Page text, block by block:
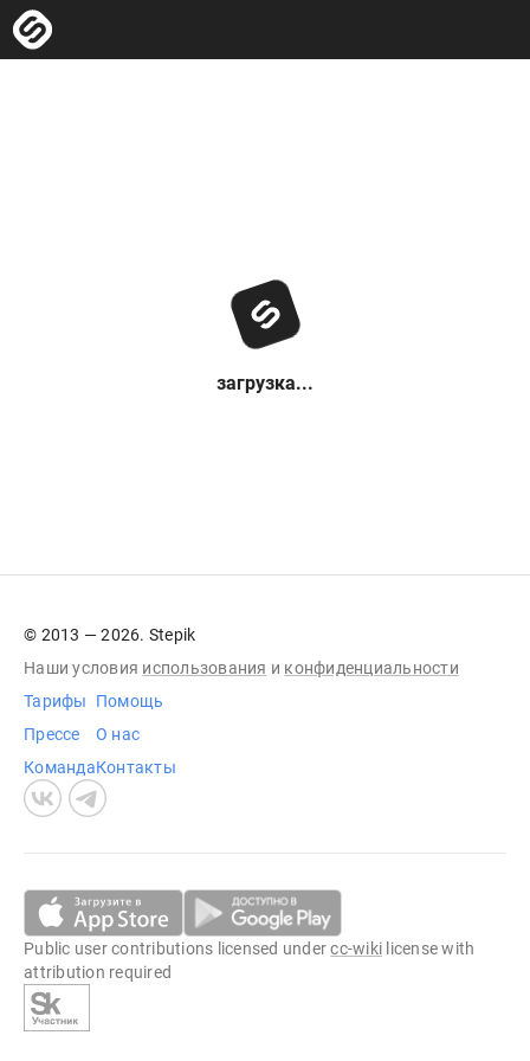
загрузка...
© 2013 — 2026. Stepik
Наши условия использования и конфиденциальности
Тарифы
Прессе
Команда
Помощь
О нас
Контакты
Public user contributions licensed undercc-wiki license with
attribution required